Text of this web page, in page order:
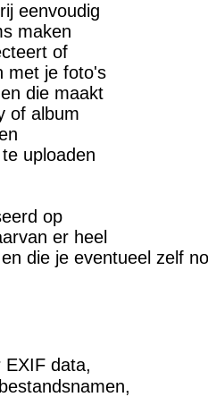
eenvoudig
maken
of
met je foto's
die maakt
of album
uploaden
op
er heel
die je eventueel zelf
EXIF data,